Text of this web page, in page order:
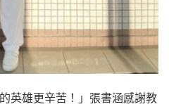
英雄更辛苦！」張書涵感謝教